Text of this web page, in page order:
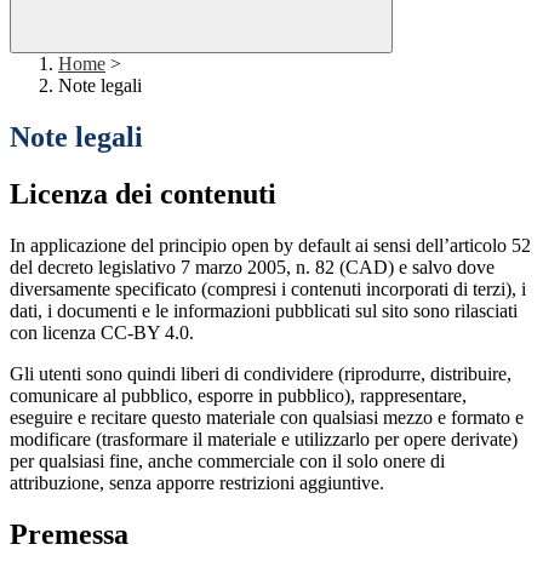
Home >
Note legali
Note legali
Licenza dei contenuti
In applicazione del principio open by default ai sensi dell’articolo 52
del decreto legislativo 7 marzo 2005, n. 82 (CAD) e salvo dove
diversamente specificato (compresi i contenuti incorporati di terzi), i
dati, i documenti e le informazioni pubblicati sul sito sono rilasciati
con licenza CC-BY 4.0.
Gli utenti sono quindi liberi di condividere (riprodurre, distribuire,
comunicare al pubblico, esporre in pubblico), rappresentare,
eseguire e recitare questo materiale con qualsiasi mezzo e formato e
modificare (trasformare il materiale e utilizzarlo per opere derivate)
per qualsiasi fine, anche commerciale con il solo onere di
attribuzione, senza apporre restrizioni aggiuntive.
Premessa